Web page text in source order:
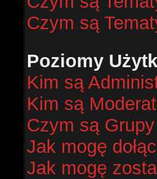
Czym są
Poziomy
Kim są
Kim są
Czym są
Jak mogę
Jak mogę